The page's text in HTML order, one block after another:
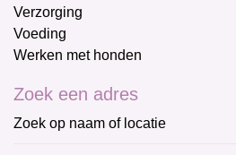
Verzorging
Voeding
Werken met honden
Zoek een adres
Zoek op naam of locatie